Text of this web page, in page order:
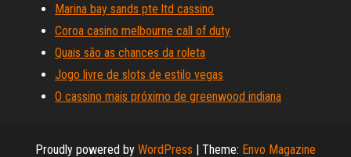
Marina bay sands pte ltd cassino
Coroa casino melbourne call of duty
Quais são as chances da roleta
Jogo livre de slots de estilo vegas
O cassino mais próximo de greenwood indiana
Proudly powered by WordPress | Theme: Envo Magazine